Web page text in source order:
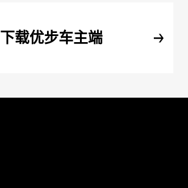
下载优步车主端